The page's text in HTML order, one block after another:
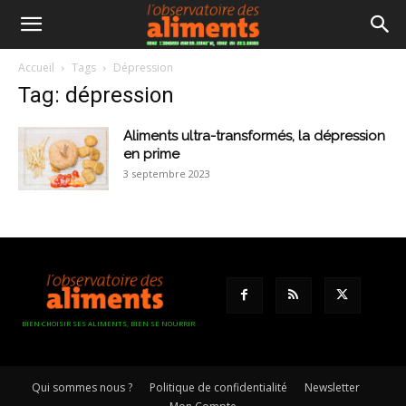
Accueil Tags Dépression
Tag: dépression
Aliments ultra-transformés, la dépression
en prime
3 septembre 2023
BIEN CHOISIR SES ALIMENTS, BIEN SE NOURRIR
Qui sommes nous ? Politique de confidentialité
Newsletter